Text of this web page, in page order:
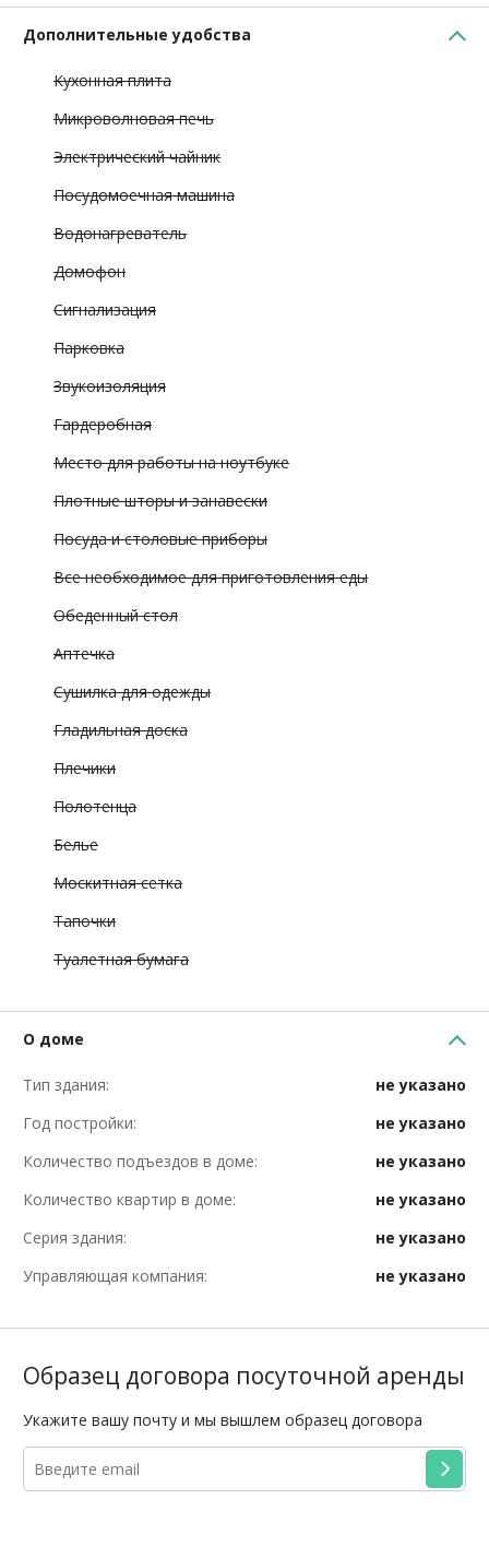
Дополнительные удобства
Кухонная плита
Микроволновая печь
Электрический чайник
Посудомоечная машина
Водонагреватель
Домофон
Сигнализация
Парковка
Звукоизоляция
Гардеробная
Место для работы на ноутбуке
Плотные шторы и занавески
Посуда и столовые приборы
Все необходимое для приготовления еды
Обеденный стол
Аптечка
Сушилка для одежды
Гладильная доска
Плечики
Полотенца
Белье
Москитная сетка
Тапочки
Туалетная бумага
О доме
Тип здания:
не указано
Год постройки:
не указано
Количество подъездов в доме:
не указано
Количество квартир в доме:
не указано
Серия здания:
не указано
Управляющая компания:
не указано
Образец договора посуточной аренды
Укажите вашу почту и мы вышлем образец договора